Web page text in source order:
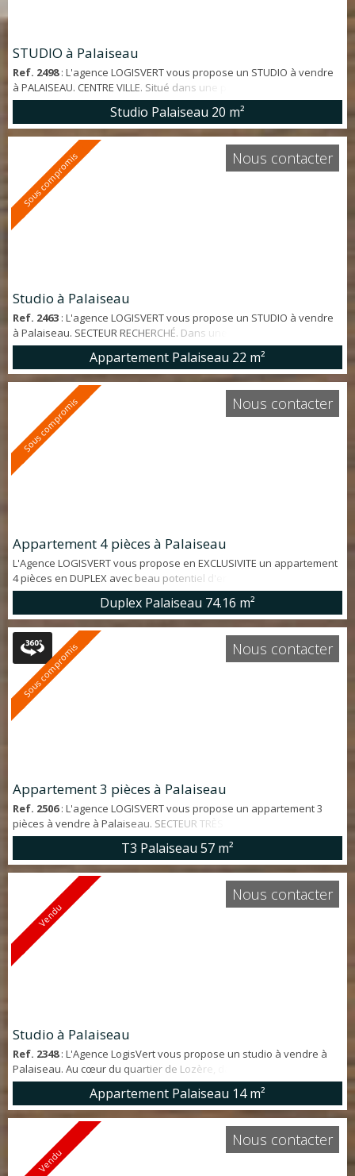
STUDIO à Palaiseau
Ref. 2498: L'agence LOGISVERT vous propose un STUDIO à vendre
à PALAISEAU. CENTRE VILLE. Situé dans une petite copropriété,
studio d'environ 20 m² en BON ÉTAT GÉNÉRAL offrant: pièce de vie,
cuisine ouverte aménagée et salle d'eau avec WC. RER B Palaiseau
à 3 minutes à pieds. Contactez directement Elisa ERGUL au 07 65 27
51 22. Les risques auxquels ce bien est exposé sont énoncés sur:
https://www....
Studio Palaiseau 20 m²
Sous compromis
Studio à Palaiseau
Ref. 2463 : L'agence LOGISVERT vous propose un STUDIO à vendre
à Palaiseau. SECTEUR RECHERCHÉ. Dans une résidence de
STANDING, idéalement situé au DERNIER ÉTAGE avec ASCENSEUR,
studio d'environ 22 m² offrant: cuisine ouverte sur séjour et salle
d'eau avec WC. Une place de PARKING en SOUS-SOL complète ce
bien. PROCHE COMMODITÉS: RER Palaiseau à 15', commerces et bus
à 5' à pied . Loué meublé à 745€/ ...
Appartement Palaiseau 22 m²
Nous contacter
Sous compromis
Appartement 4 pièces à Palaiseau
L'Agence LOGISVERT vous propose en EXCLUSIVITE un appartement
4 pièces en DUPLEX avec beau potentiel d'env. 80 m² (100 m² au sol)
dans SECTEUR TRES RECHERCHE du CENTRE-VILLE de Palaiseau.
Appartement offrant: séjour, cuisine, chambre, salle de bains et WC
indépendant. A l'étage, 2 chambres, deux salles d'eau et 2 WC.
PROCHE COMMODITÉS: situé à moins de 5 min à pied des
commerces, du RER ...
Duplex Palaiseau 74.16 m²
Nous contacter
Sous compromis
Appartement 3 pièces à Palaiseau
Ref. 2506: L'agence LOGISVERT vous propose un appartement 3
pièces à vendre à Palaiseau. SECTEUR TRÈS RECHERCHÉ. Situé dans
un environnement CALME et VERDOYANT, appartement en REZ-DE-
JARDIN exposé PLEIN SUD d'environ 57 m² offrant : Séjour LUMINEUX
ouvrant sur un GRAND JARDIN PRIVATIF, cuisine aménagée, salle
d'eau, deux chambres ouvrant sur jardin et WC indépendant. Deux
places de PARKING PRIVATIV...
T3 Palaiseau 57 m²
Nous contacter
Vendu
Studio à Palaiseau
Ref. 2348: L'Agence LogisVert vous propose un studio à vendre à
Palaiseau. Au cœur du quartier de Lozère, dans une petite
copropriété de 7 lots, studio meublé d'environ 14 m² en bon état.
Idéal investissement locatif! Vendu libre et meublé. * Emplacement -
A 5' à pieds de la gare de Lozère et des commerces - Proche du
plateau de Saclay * Caractéristiques de l'appartement - Au rez-de-
chaussée - Pi...
Appartement Palaiseau 14 m²
Nous contacter
Vendu
Nous contacter